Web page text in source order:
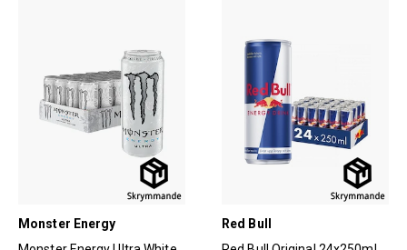
Monster Energy
Red Bull